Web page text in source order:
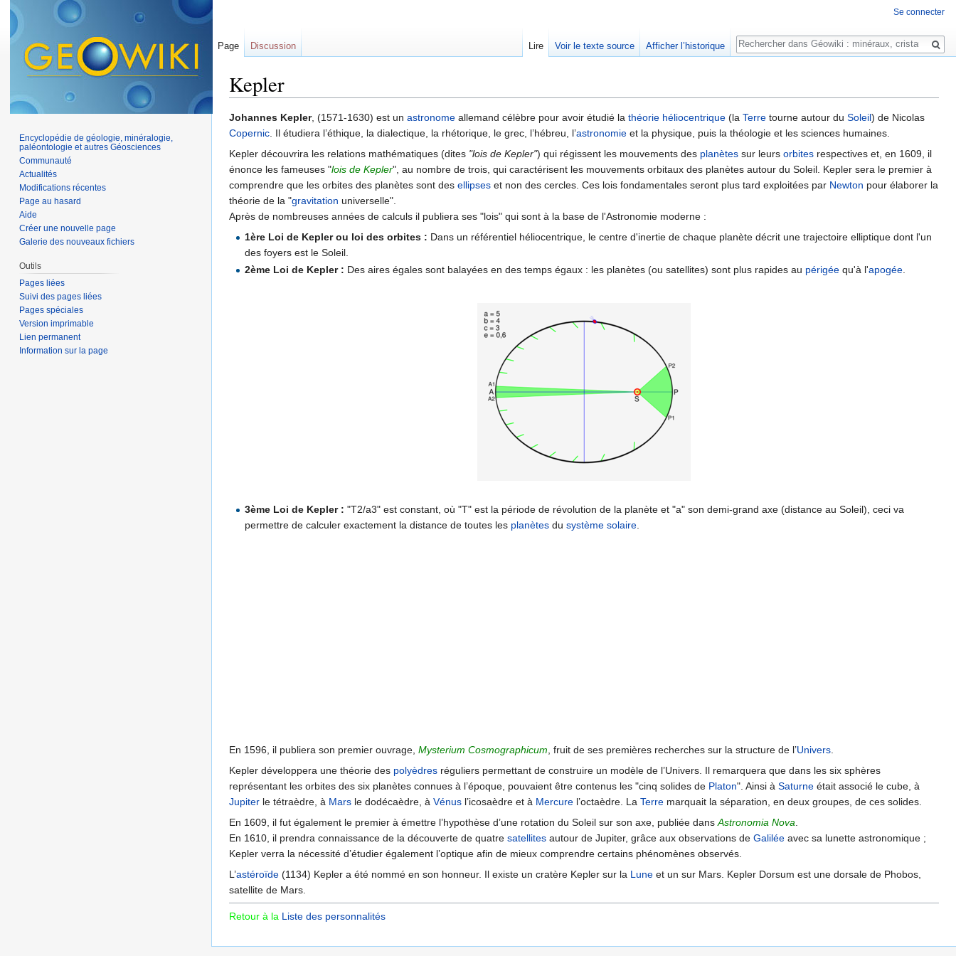
Kepler
Johannes Kepler, (1571-1630) est un astronome allemand célèbre pour avoir étudié la théorie héliocentrique (la Terre tourne autour du Soleil) de Nicolas
Copernic. Il étudiera l’éthique, la dialectique, la rhétorique, le grec, l’hébreu, l’astronomie et la physique, puis la théologie et les sciences humaines.
Kepler découvrira les relations mathématiques (dites "lois de Kepler") qui régissent les mouvements des planètes sur leurs orbites respectives et, en 1609, il
énonce les fameuses "lois de Kepler", au nombre de trois, qui caractérisent les mouvements orbitaux des planètes autour du Soleil. Kepler sera le premier à
comprendre que les orbites des planètes sont des ellipses et non des cercles. Ces lois fondamentales seront plus tard exploitées par Newton pour élaborer la
théorie de la "gravitation universelle".
Après de nombreuses années de calculs il publiera ses "lois" qui sont à la base de l'Astronomie moderne :
1ère Loi de Kepler ou loi des orbites : Dans un référentiel héliocentrique, le centre d'inertie de chaque planète décrit une trajectoire elliptique dont l'un
des foyers est le Soleil.
2ème Loi de Kepler : Des aires égales sont balayées en des temps égaux : les planètes (ou satellites) sont plus rapides au périgée qu'à l'apogée
3ème Loi de Kepler : "T2/a3" est constant, où "T" est la période de révolution de la planète et "a" son demi-grand axe (distance au Soleil), ceci va
permettre de calculer exactement la distance de toutes les planètes dusystème solaire
En 1596, il publiera son premier ouvrage, Mysterium Cosmographicum , fruit de ses premières recherches sur la structure de l’Univers
Kepler développera une théorie des polyèdres réguliers permettant de construire un modèle de l’Univers. Il remarquera que dans les six sphères
représentant les orbites des six planètes connues à l’époque, pouvaient être contenus les "cinq solides de Platon". Ainsi à Saturne était associé le cube, à
Jupiter le tétraèdre, à Mars le dodécaèdre, à Vénus l’icosaèdre et à Mercure l’octaèdre. La Terre marquait la séparation, en deux groupes, de ces solides.
En 1609, il fut également le premier à émettre l’hypothèse d’une rotation du Soleil sur son axe, publiée dans Astronomia Nova
En 1610, il prendra connaissance de la découverte de quatre satellites autour de Jupiter, grâce aux observations de Galilée avec sa lunette astronomique ;
Kepler verra la nécessité d’étudier également l’optique afin de mieux comprendre certains phénomènes observés.
L’astéroïde (1134) Kepler a été nommé en son honneur. Il existe un cratère Kepler sur la Lune et un sur Mars. Kepler Dorsum est une dorsale de Phobos,
satellite de Mars.
Retour à la Liste des personnalités
Se connecter
Page Discussion Lire Voir le texte source Afficher l’historique
Rechercher
Encyclopédie de géologie, minéralogie,
paléontologie et autres Géosciences
Communauté
Actualités
Modifications récentes
Page au hasard
Aide
Créer une nouvelle page
Galerie des nouveaux fichiers
Outils
Pages liées
Suivi des pages liées
Pages spéciales
Version imprimable
Lien permanent
Information sur la page